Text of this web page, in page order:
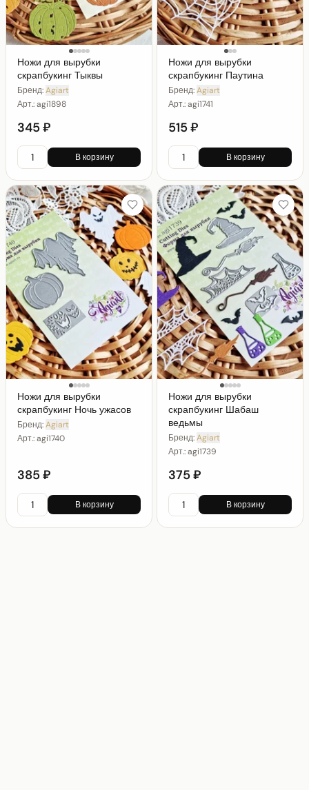
Ножи для вырубки
скрапбукинг Тыквы
Бренд:Agiart
Арт.:agi1898
345 ₽
В корзину
Ножи для вырубки
скрапбукинг Паутина
Бренд:Agiart
Арт.:agi1741
515 ₽
В корзину
Ножи для вырубки
скрапбукинг Ночь ужасов
Бренд:Agiart
Арт.:agi1740
385 ₽
В корзину
Ножи для вырубки
скрапбукинг Шабаш
ведьмы
Бренд:Agiart
Арт.:agi1739
375 ₽
В корзину